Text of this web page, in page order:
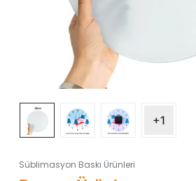
+1
Süblimasyon Baskı Ürünleri